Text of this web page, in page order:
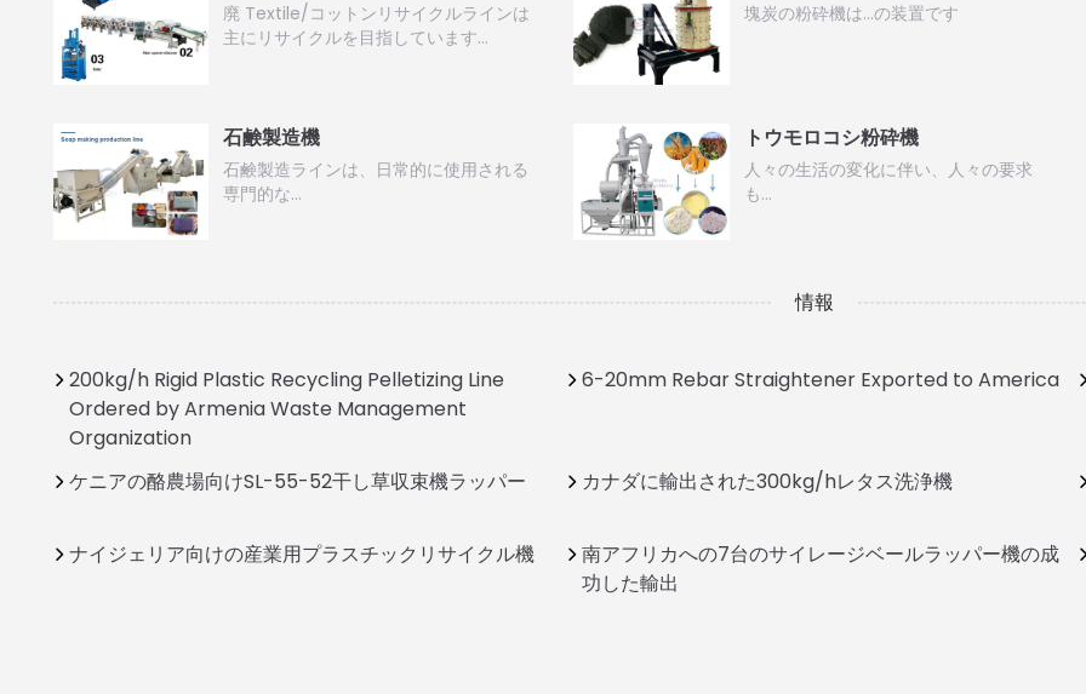
廃 Textile/コットンリサイクルラインは
主にリサイクルを目指しています…
塊炭の粉砕機は…の装置です
石鹸製造機
石鹸製造ラインは、日常的に使用される
専門的な…
トウモロコシ粉砕機
人々の生活の変化に伴い、人々の要求
も…
情報
200kg/h Rigid Plastic Recycling Pelletizing Line
Ordered by Armenia Waste Management
Organization
6-20mm Rebar Straightener Exported to America
ケニアの酪農場向けSL-55-52干し草収束機ラッパー カナダに輸出された300kg/hレタス洗浄機
ナイジェリア向けの産業用プラスチックリサイクル機
南アフリカへの7台のサイレージベールラッパー機の成
功した輸出